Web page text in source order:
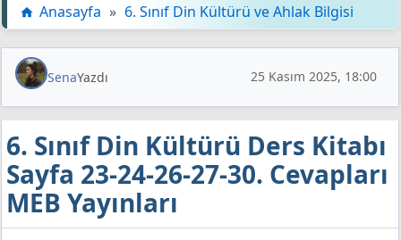
Anasayfa » 6. Sınıf Din Kültürü ve Ahlak Bilgisi
SenaYazdı 25 Kasım 2025, 18:00
6. Sınıf Din Kültürü Ders Kitabı
Sayfa 23-24-26-27-30. Cevapları
MEB Yayınları